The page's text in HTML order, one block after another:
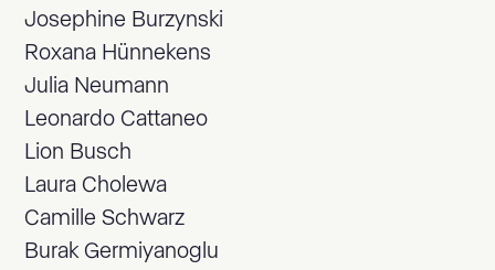
Josephine Burzynski
Roxana Hünnekens
Julia Neumann
Leonardo Cattaneo
Lion Busch
Laura Cholewa
Camille Schwarz
Burak Germiyanoglu